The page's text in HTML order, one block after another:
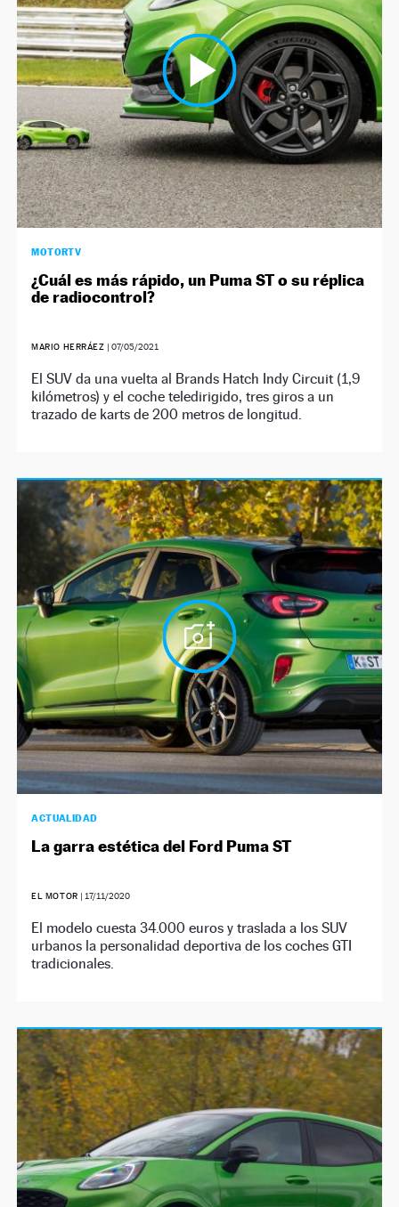
NEWSLETTER
SÍGUENOS
MOTORTV
¿Cuál es más rápido, un Puma ST o su réplica
de radiocontrol?
MARIO HERRÁEZ | 07/05/2021
El SUV da una vuelta al Brands Hatch Indy Circuit (1,9
kilómetros) y el coche teledirigido, tres giros a un
trazado de karts de 200 metros de longitud.
ACTUALIDAD
La garra estética del Ford Puma ST
EL MOTOR | 17/11/2020
El modelo cuesta 34.000 euros y traslada a los SUV
urbanos la personalidad deportiva de los coches GTI
tradicionales.